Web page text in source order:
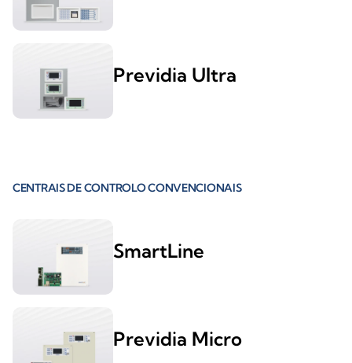
Previdia Ultra
CENTRAIS DE CONTROLO CONVENCIONAIS
SmartLine
Previdia Micro